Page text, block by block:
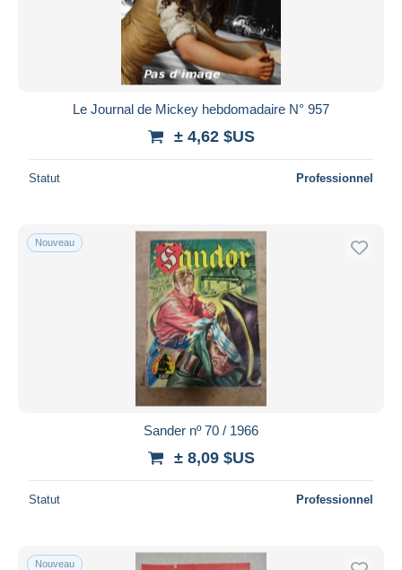
Le Journal de Mickey hebdomadaire N° 957
± 4,62 $US
Statut Professionnel
Nouveau
Sander nº 70 / 1966
± 8,09 $US
Statut Professionnel
Nouveau